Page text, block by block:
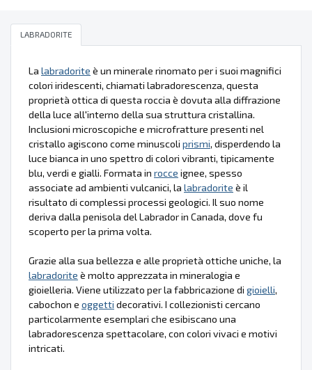
LABRADORITE
La labradorite è un minerale rinomato per i suoi magnifici
colori iridescenti, chiamati labradorescenza, questa
proprietà ottica di questa roccia è dovuta alla diffrazione
della luce all'interno della sua struttura cristallina.
Inclusioni microscopiche e microfratture presenti nel
cristallo agiscono come minuscoli prismi, disperdendo la
luce bianca in uno spettro di colori vibranti, tipicamente
blu, verdi e gialli. Formata in rocce ignee, spesso
associate ad ambienti vulcanici, la labradorite è il
risultato di complessi processi geologici. Il suo nome
deriva dalla penisola del Labrador in Canada, dove fu
scoperto per la prima volta.
Grazie alla sua bellezza e alle proprietà ottiche uniche, la
labradorite è molto apprezzata in mineralogia e
gioielleria. Viene utilizzato per la fabbricazione di gioielli,
cabochon e oggetti decorativi. I collezionisti cercano
particolarmente esemplari che esibiscano una
labradorescenza spettacolare, con colori vivaci e motivi
intricati.